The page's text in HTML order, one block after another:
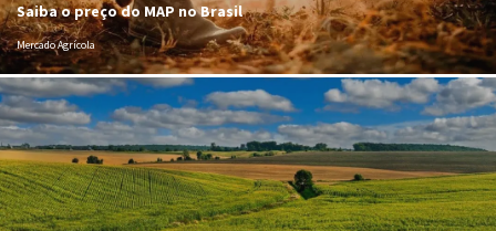
Saiba o preço do MAP no Brasil
Mercado Agrícola